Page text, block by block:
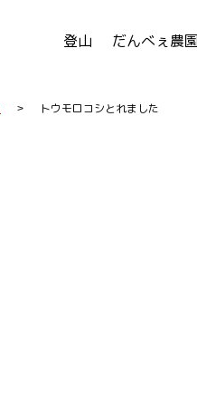
登山 だんべぇ農園
トウモロコシとれました